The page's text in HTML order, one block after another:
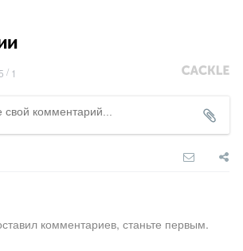
5 / 1
комментариев, станьте первым.